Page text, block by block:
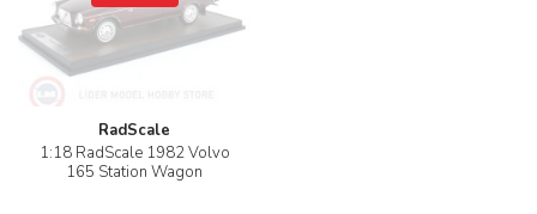
RadScale
1:18 RadScale 1982 Volvo
165 Station Wagon